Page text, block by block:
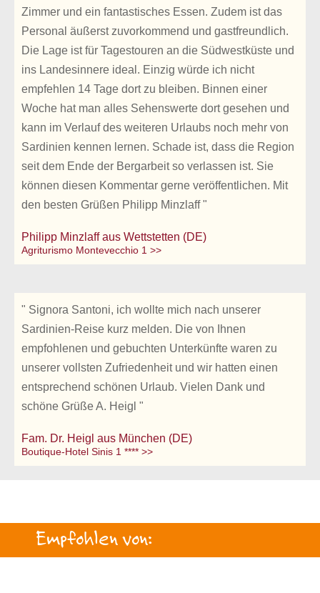
Zimmer und ein fantastisches Essen. Zudem ist das
Personal äußerst zuvorkommend und gastfreundlich.
Die Lage ist für Tagestouren an die Südwestküste und
ins Landesinnere ideal. Einzig würde ich nicht
empfehlen 14 Tage dort zu bleiben. Binnen einer
Woche hat man alles Sehenswerte dort gesehen und
kann im Verlauf des weiteren Urlaubs noch mehr von
Sardinien kennen lernen. Schade ist, dass die Region
seit dem Ende der Bergarbeit so verlassen ist. Sie
können diesen Kommentar gerne veröffentlichen. Mit
den besten Grüßen Philipp Minzlaff "
Philipp Minzlaff aus Wettstetten (DE)
Agriturismo Montevecchio 1 >>
" Signora Santoni, ich wollte mich nach unserer
Sardinien-Reise kurz melden. Die von Ihnen
empfohlenen und gebuchten Unterkünfte waren zu
unserer vollsten Zufriedenheit und wir hatten einen
entsprechend schönen Urlaub. Vielen Dank und
schöne Grüße A. Heigl "
Fam. Dr. Heigl aus München (DE)
Boutique-Hotel Sinis 1 **** >>
Empfohlen von: